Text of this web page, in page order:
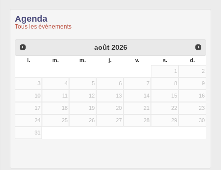
Agenda
Tous les événements
août 2026
l. m. m. j. v. s.
d.
1
2
3 4 5 6 7 8 9
10 11 12 13 14 15 16
17 18 19 20 21 22 23
24 25 26 27 28 29 30
31